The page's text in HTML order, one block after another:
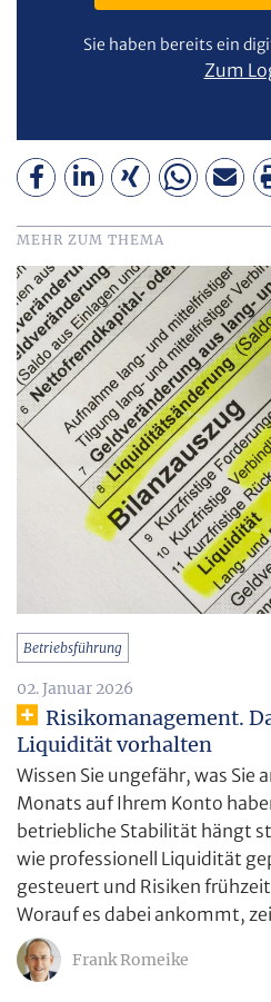
Sie haben bereits ein
Zum
MEHR ZUM THEMA
Betriebsführung
02. Januar 2026
Risikomanagement.
Liquidität vorhalten
Wissen Sie ungefähr, was Sie
Monats auf Ihrem Konto
betriebliche Stabilität hängt
wie professionell Liquidität
gesteuert und Risiken
Worauf es dabei ankommt,
Frank Romeike